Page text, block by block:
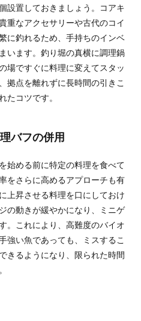
設置しておきましょう。コアキ
重なアクセサリーや古代のコイ
に釣れるため、手持ちのインベ
います。釣り堀の真横に調理鍋
場ですぐに料理に変えてスタッ
拠点を離れずに長時間の引きこ
たコツです。
バフの併用
始める前に特定の料理を食べて
をさらに高めるアプローチも有
上昇させる料理を口にしておけ
の動きが緩やかになり、ミニゲ
。これにより、高難度のバイオ
強い魚であっても、ミスするこ
きるようになり、限られた時間